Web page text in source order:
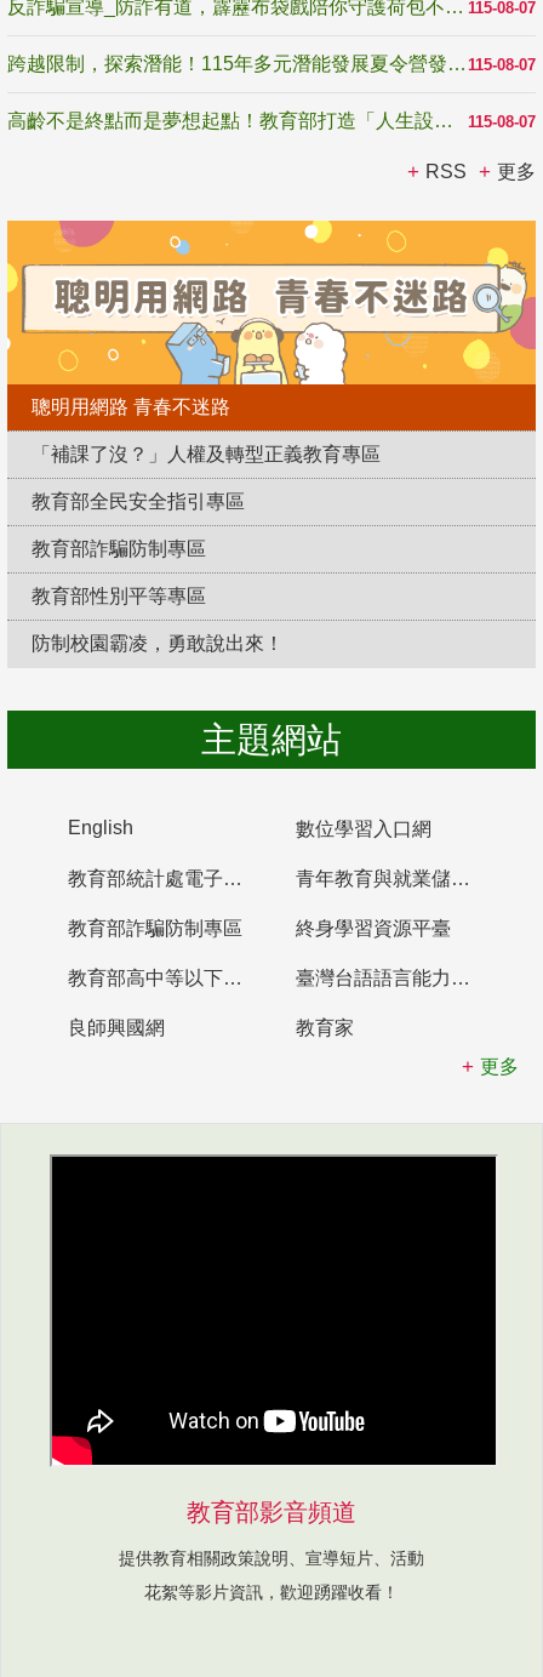
115-08-07
反詐騙宣導_防詐有道，霹靂布袋戲陪你守護荷包不受騙
115-08-07
跨越限制，探索潛能！115年多元潛能發展夏令營發掘生命無限可能
115-08-07
高齡不是終點而是夢想起點！教育部打造「人生設計夢工場」 參展第3屆高齡健康產業博覽會
RSS 更多
聰明用網路 青春不迷路
「補課了沒？」人權及轉型正義教育專區
教育部全民安全指引專區
教育部詐騙防制專區
教育部性別平等專區
防制校園霸凌，勇敢說出來！
主題網站
English 數位學習入口網
教育部統計處電子書櫃 青年教育與就業儲蓄帳戶
教育部詐騙防制專區 終身學習資源平臺
教育部高中等以下學校及幼兒園教師資格檢定考試 臺灣台語語言能力認證網站
良師興國網
教育家
更多
教育部影音頻道
提供教育相關政策說明、宣導短片、活動
花絮等影片資訊，歡迎踴躍收看！